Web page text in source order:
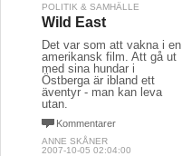
POLITIK & SAMHÄLLE
Wild East
Det var som att vakna i en
amerikansk film. Att gå ut
med sina hundar i
Östberga är ibland ett
äventyr - man kan leva
utan.
Kommentarer
ANNE SKÅNER
2007-10-05 02:04:00